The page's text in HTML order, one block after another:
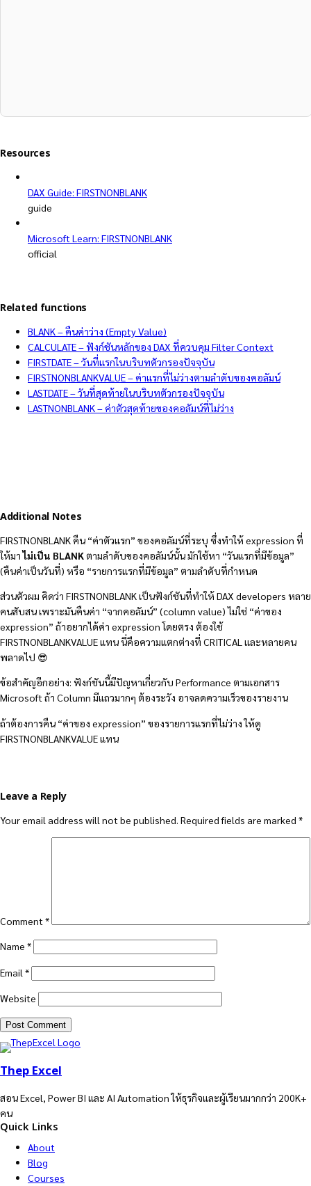
Resources
DAX Guide: FIRSTNONBLANK
guide
Microsoft Learn: FIRSTNONBLANK
official
Related functions
BLANK – คืนค่าว่าง (Empty Value)
CALCULATE – ฟังก์ชันหลักของ DAX ที่ควบคุม Filter Context
FIRSTDATE – วันที่แรกในบริบทตัวกรองปัจจุบัน
FIRSTNONBLANKVALUE – ค่าแรกที่ไม่ว่างตามลำดับของคอลัมน์
LASTDATE – วันที่สุดท้ายในบริบทตัวกรองปัจจุบัน
LASTNONBLANK – ค่าตัวสุดท้ายของคอลัมน์ที่ไม่ว่าง
Additional Notes
FIRSTNONBLANK คืน “ค่าตัวแรก” ของคอลัมน์ที่ระบุ ซึ่งทำให้ expression ที่
ให้มาไม่เป็น BLANKตามลำดับของคอลัมน์นั้น มักใช้หา “วันแรกที่มีข้อมูล”
(คืนค่าเป็นวันที่) หรือ “รายการแรกที่มีข้อมูล” ตามลำดับที่กำหนด
ส่วนตัวผม คิดว่า FIRSTNONBLANK เป็นฟังก์ชันที่ทำให้ DAX developers หลาย
คนสับสน เพราะมันคืนค่า “จากคอลัมน์” (column value) ไม่ใช่ “ค่าของ
expression” ถ้าอยากได้ค่า expression โดยตรง ต้องใช้
FIRSTNONBLANKVALUE แทน นี่คือความแตกต่างที่ CRITICAL และหลายคน
พลาดไป 😎
ข้อสำคัญอีกอย่าง: ฟังก์ชันนี้มีปัญหาเกี่ยวกับ Performance ตามเอกสาร
Microsoft ถ้า Column มีแถวมากๆ ต้องระวัง อาจลดความเร็วของรายงาน
ถ้าต้องการคืน “ค่าของ expression” ของรายการแรกที่ไม่ว่าง ให้ดู
FIRSTNONBLANKVALUE แทน
Leave a Reply
Your email address will not be published. Required fields are marked *
Comment *
Name *
Email *
Website
Thep Excel
สอน Excel, Power BI และ AI Automation ให้ธุรกิจและผู้เรียนมากกว่า 200K+
คน
Quick Links
About
Blog
Courses